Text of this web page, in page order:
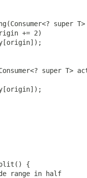
super
+= 2)
super T>
{
range in half